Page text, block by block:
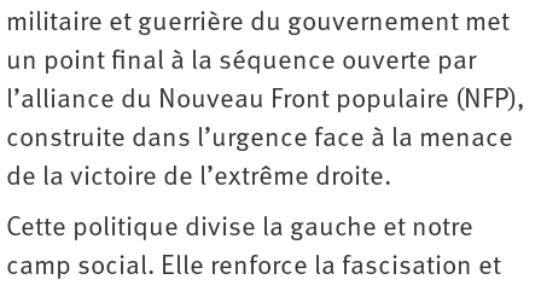
militaire et guerrière du gouvernement met
un point final à la séquence ouverte par
l’alliance du Nouveau Front populaire (NFP),
construite dans l’urgence face à la menace
de la victoire de l’extrême droite.
Cette politique divise la gauche et notre
camp social. Elle renforce la fascisation et